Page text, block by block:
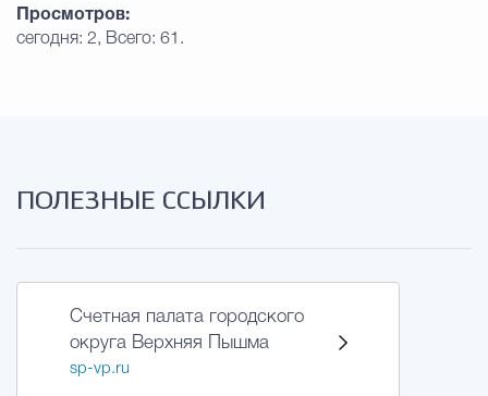
Просмотров:
сегодня: 2, Всего: 61.
ПОЛЕЗНЫЕ ССЫЛКИ
Счетная палата городского
округа Верхняя Пышма
sp-vp.ru